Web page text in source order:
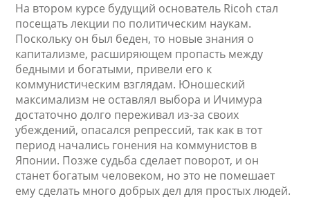
На втором курсе будущий основатель Ricoh стал
посещать лекции по политическим наукам.
Поскольку он был беден, то новые знания о
капитализме, расширяющем пропасть между
бедными и богатыми, привели его к
коммунистическим взглядам. Юношеский
максимализм не оставлял выбора и Ичимура
достаточно долго переживал из-за своих
убеждений, опасался репрессий, так как в тот
период начались гонения на коммунистов в
Японии. Позже судьба сделает поворот, и он
станет богатым человеком, но это не помешает
ему сделать много добрых дел для простых людей.